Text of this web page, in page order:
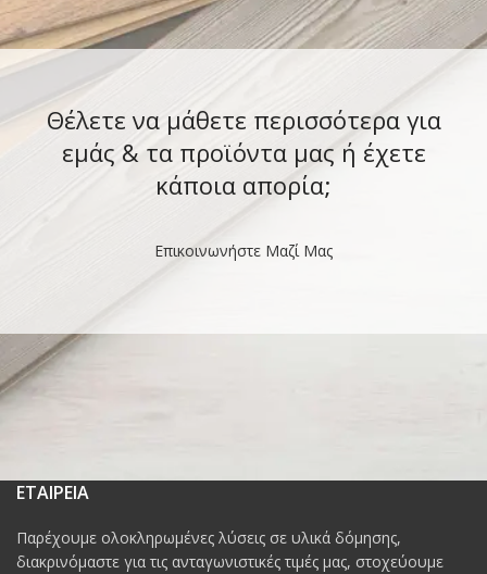
Θέλετε να μάθετε περισσότερα για
εμάς & τα προϊόντα μας ή έχετε
κάποια απορία;
Επικοινωνήστε Μαζί Μας
ΕΤΑΙΡΕΙΑ
Παρέχουμε ολοκληρωμένες λύσεις σε υλικά δόμησης,
διακρινόμαστε για τις ανταγωνιστικές τιμές μας, στοχεύουμε